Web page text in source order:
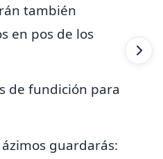
también
en pos de los
de fundición para
guardarás: